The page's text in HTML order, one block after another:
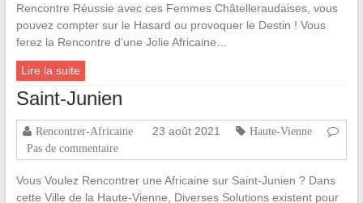
Rencontre Réussie avec ces Femmes Châtelleraudaises, vous
pouvez compter sur le Hasard ou provoquer le Destin ! Vous
ferez la Rencontre d’une Jolie Africaine…
Lire la suite
Saint-Junien
Rencontrer-Africaine 23 août 2021
Haute-Vienne
Pas de commentaire
Vous Voulez Rencontrer une Africaine sur Saint-Junien ? Dans
cette Ville de la Haute-Vienne, Diverses Solutions existent pour